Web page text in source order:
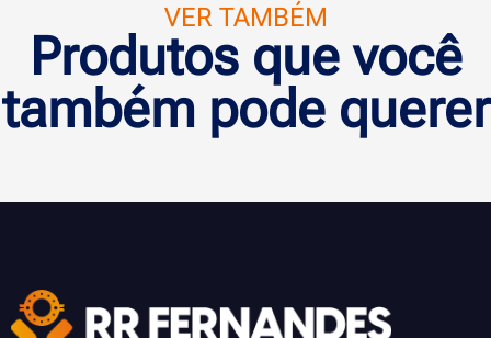
VER TAMBÉM
Produtos que você
também pode querer